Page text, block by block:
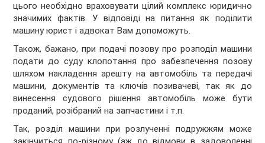
цього необхідно враховувати цілий комплекс юридично
значимих фактів. У відповіді на питання як поділити
машину юрист і адвокат Вам допоможуть.
Також, бажано, при подачі позову про розподіл машини
подати до суду клопотання про забезпечення позову
шляхом накладення арешту на автомобіль та передачі
машини, документів та ключів позивачеві, так як до
винесення судового рішення автомобіль може бути
проданий, розібраний на запчастини і т.п.
Так, розділ машини при розлученні подружжям може